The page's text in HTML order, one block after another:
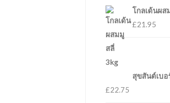
โกลเด้นผส
£21.95
สุขสันต์เบอ
£22.75